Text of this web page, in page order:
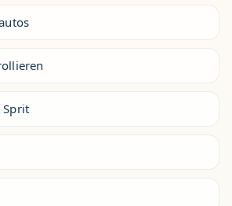
Sprit